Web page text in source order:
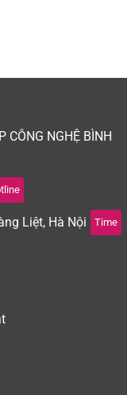
CÔNG NGHỆ BÌNH
Liệt, Hà Nội Time